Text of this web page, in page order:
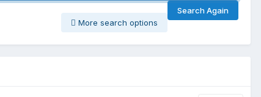
Search Again
More search options